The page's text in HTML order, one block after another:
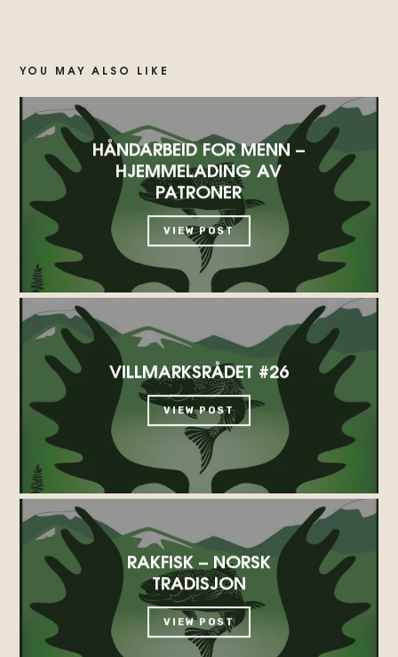
YOU MAY ALSO LIKE
HÅNDARBEID FOR MENN –
HJEMMELADING AV
PATRONER
VIEW POST
VILLMARKSRÅDET #26
VIEW POST
RAKFISK – NORSK
TRADISJON
VIEW POST